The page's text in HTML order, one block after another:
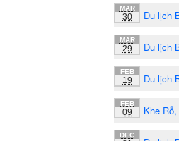
MAR
30 Du lịch
MAR
29 Du lịch
FEB
19 Du lịch
FEB
09 Khe
DEC